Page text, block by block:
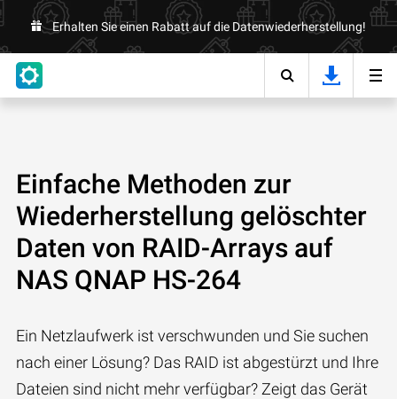
Erhalten Sie einen Rabatt auf die Datenwiederherstellung!
Einfache Methoden zur
Wiederherstellung gelöschter
Daten von RAID-Arrays auf
NAS QNAP HS-264
Ein Netzlaufwerk ist verschwunden und Sie suchen
nach einer Lösung? Das RAID ist abgestürzt und Ihre
Dateien sind nicht mehr verfügbar? Zeigt das Gerät